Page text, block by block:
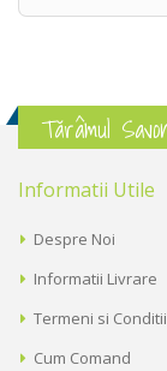
Tărâmul
Informatii Utile
Despre Noi
Informatii Livrare
Termeni si Conditii
Cum Comand